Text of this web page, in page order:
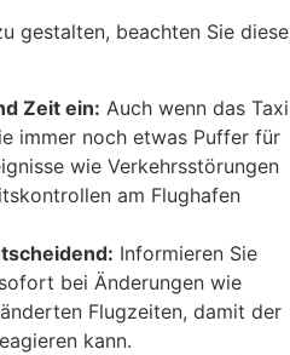
gestalten, beachten Sie diese
Zeit ein: Auch wenn das Taxi
immer noch etwas Puffer für
wie Verkehrsstörungen
am Flughafen
Informieren Sie
bei Änderungen wie
Flugzeiten, damit der
kann.